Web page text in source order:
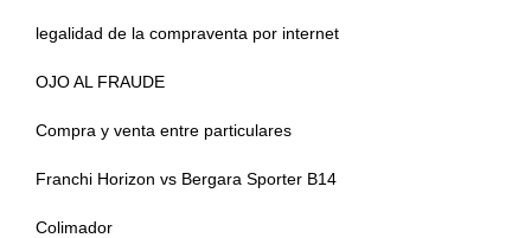
legalidad de la compraventa por internet
OJO AL FRAUDE
Compra y venta entre particulares
Franchi Horizon vs Bergara Sporter B14
Colimador